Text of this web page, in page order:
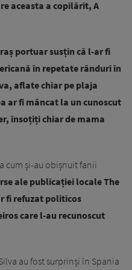
aceasta a copilărit, A
portuar susțin că l-ar fi
în repetate rânduri în
aflate chiar pe plaja
ar fi mâncat la un cunoscut
însoțiți chiar de mama
cum și-au obișnuit fanii
ale publicației locale The
fi refuzat politicos
care l-au recunoscut
au fost surprinși în Spania